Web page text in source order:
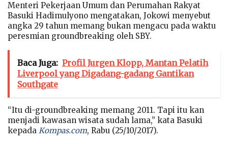
Menteri Pekerjaan Umum dan Perumahan Rakyat
Basuki Hadimulyono mengatakan, Jokowi menyebut
angka 29 tahun memang bukan mengacu pada waktu
peresmian groundbreaking oleh SBY.
Baca Juga: Profil Jurgen Klopp, Mantan Pelatih
Liverpool yang Digadang-gadang Gantikan
Southgate
“Itu di-groundbreaking memang 2011. Tapi itu kan
menjadi kawasan wisata sudah lama,” kata Basuki
kepada Kompas.com, Rabu (25/10/2017).